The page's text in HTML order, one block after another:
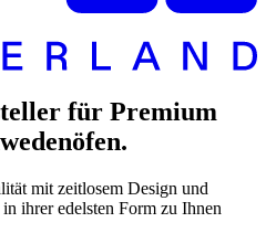
für Premium
mit zeitlosem Design und
ihrer edelsten Form zu Ihnen